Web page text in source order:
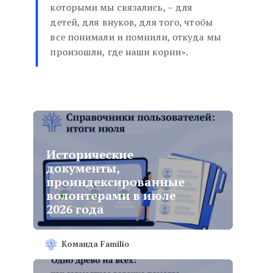
которыми мы связались, – для
детей, для внуков, для того, чтобы
все понимали и помнили, откуда мы
произошли, где наши корни».
Исторические
документы,
проиндексированные
волонтерами в июле
2026 года
Команда Familio